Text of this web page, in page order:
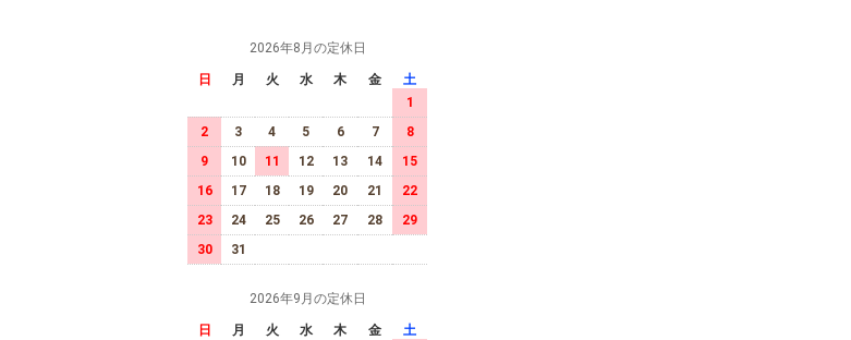
2026年8月の定休日
日 月 火 水 木 金
土
1
2
3 4 5 6 7
8
9
10 11 12 13 14
15
16
17 18 19 20 21
22
23
24 25 26 27 28
29
30
31
2026年9月の定休日
日 月 火 水 木 金 土